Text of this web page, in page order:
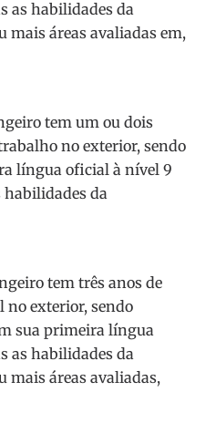
as habilidades da
mais áreas avaliadas em,
tem um ou dois
no exterior, sendo
língua oficial à nível 9
habilidades da
tem três anos de
exterior, sendo
sua primeira língua
as habilidades da
mais áreas avaliadas,